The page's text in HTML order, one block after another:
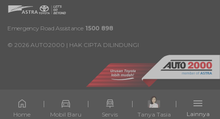
Home Mobil Baru Servis Tanya Tasia Lainnya
Emergency Road Assistance 1500 898
© 2026 AUTO2000 | HAK CIPTA DILINDUNGI